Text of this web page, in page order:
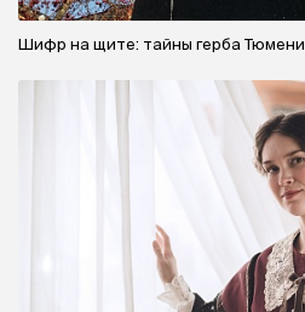
Шифр на щите: тайны герба Тюмени